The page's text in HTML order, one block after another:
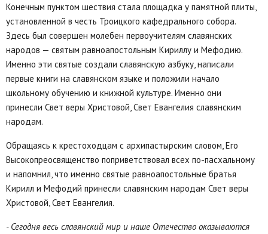
Конечным пунктом шествия стала площадка у памятной плиты,
установленной в честь Троицкого кафедрального собора.
Здесь был совершен молебен первоучителям славянских
народов — святым равноапостольным Кириллу и Мефодию.
Именно эти святые создали славянскую азбуку, написали
первые книги на славянском языке и положили начало
школьному обучению и книжной культуре. Именно они
принесли Свет веры Христовой, Свет Евангелия славянским
народам.
Обращаясь к крестоходцам с архипастырским словом, Его
Высокопреосвященство поприветствовал всех по-пасхальному
и напомнил, что именно святые равноапостольные братья
Кирилл и Мефодий принесли славянским народам Свет веры
Христовой, Свет Евангелия.
- Сегодня весь славянский мир и наше Отечество оказываются